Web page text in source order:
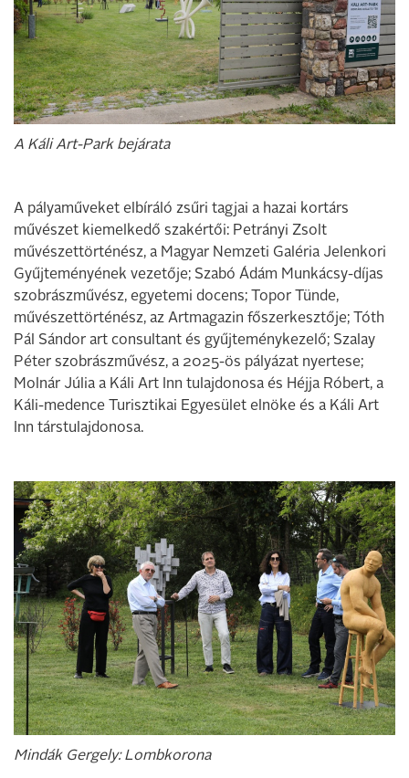
A Káli Art-Park bejárata
A pályaműveket elbíráló zsűri tagjai a hazai kortárs
művészet kiemelkedő szakértői: Petrányi Zsolt
művészettörténész, a Magyar Nemzeti Galéria Jelenkori
Gyűjteményének vezetője; Szabó Ádám Munkácsy-díjas
szobrászművész, egyetemi docens; Topor Tünde,
művészettörténész, az Artmagazin főszerkesztője; Tóth
Pál Sándor art consultant és gyűjteménykezelő; Szalay
Péter szobrászművész, a 2025-ös pályázat nyertese;
Molnár Júlia a Káli Art Inn tulajdonosa és Héjja Róbert, a
Káli-medence Turisztikai Egyesület elnöke és a Káli Art
Inn társtulajdonosa.
Mindák Gergely: Lombkorona